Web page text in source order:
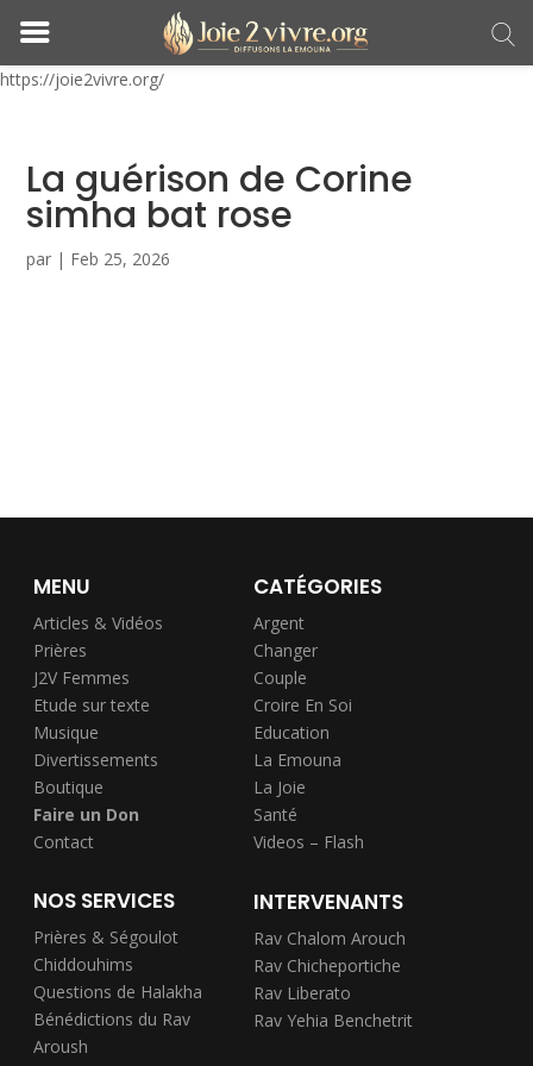
https://joie2vivre.org/
La guérison de Corine
simha bat rose
par | Feb 25, 2026
MENU
Articles & Vidéos
Prières
J2V Femmes
Etude sur texte
Musique
Divertissements
Boutique
Faire un Don
Contact
CATÉGORIES
Argent
Changer
Couple
Croire En Soi
Education
La Emouna
La Joie
Santé
Videos – Flash
NOS SERVICES
Prières & Ségoulot
Chiddouhims
Questions de Halakha
Bénédictions du Rav
Aroush
INTERVENANTS
Rav Chalom Arouch
Rav Chicheportiche
Rav Liberato
Rav Yehia Benchetrit